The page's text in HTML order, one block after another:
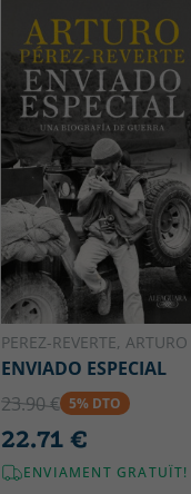
PEREZ-REVERTE, ARTURO
ENVIADO ESPECIAL
23.90 € 5% DTO
22.71 €
ENVIAMENT GRATUÏT!